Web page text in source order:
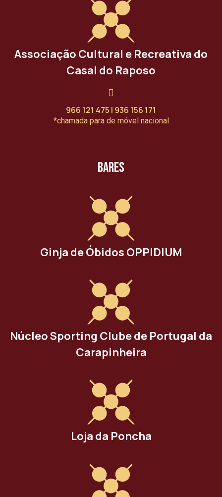
Associação Cultural e Recreativa do
Casal do Raposo
966 121 475 | 936 156 171
*chamada para de móvel nacional
Bares
Ginja de Óbidos OPPIDIUM
Núcleo Sporting Clube de Portugal da
Carapinheira
Loja da Poncha